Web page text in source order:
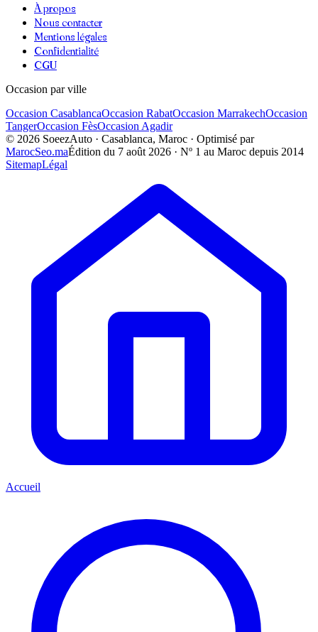
À propos
Nous contacter
Mentions légales
Confidentialité
CGU
Occasion par ville
Occasion CasablancaOccasion RabatOccasion MarrakechOccasion
TangerOccasion FèsOccasion Agadir
© 2026 SoeezAuto · Casablanca, Maroc · Optimisé par
MarocSeo.maÉdition du 7 août 2026 · Nº 1 au Maroc depuis 2014
SitemapLégal
Accueil